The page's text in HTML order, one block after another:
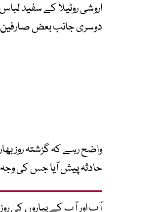
اروشی روٹیلا کے سفید
دوسری جانب بعض صارفین
واضح رہے کہ گزشتہ روز
حادثہ پیش آیا جس کی
آپ اور آپ کے پیاروں کی